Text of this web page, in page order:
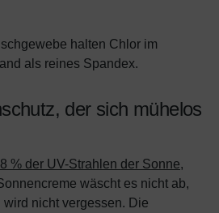
halten Chlor im
als reines Spandex.
der sich mühelos
% der UV-Strahlen der Sonne,
wäscht es nicht ab,
nicht vergessen. Die